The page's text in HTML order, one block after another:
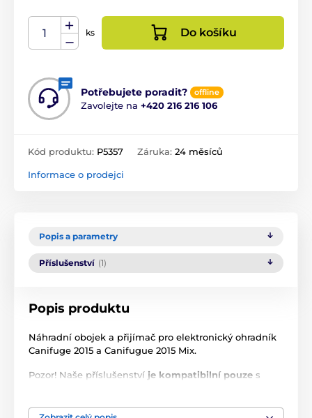
ks Do košíku
Potřebujete poradit? offline
Zavolejte na +420 216 216 106
Kód produktu: P5357 Záruka: 24 měsíců
Informace o prodejci
Popis a parametry
Příslušenství (1)
Popis produktu
Náhradní obojek a přijímač pro elektronický ohradník
Canifuge 2015 a Canifugue 2015 Mix.
Pozor! Naše příslušenství je kompatibilní pouze s
než z Evropské Unie, produkty nebudou kompatibilní!